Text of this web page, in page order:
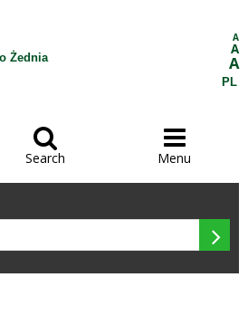
Żednia
A
A
A
PL

Search

Menu
